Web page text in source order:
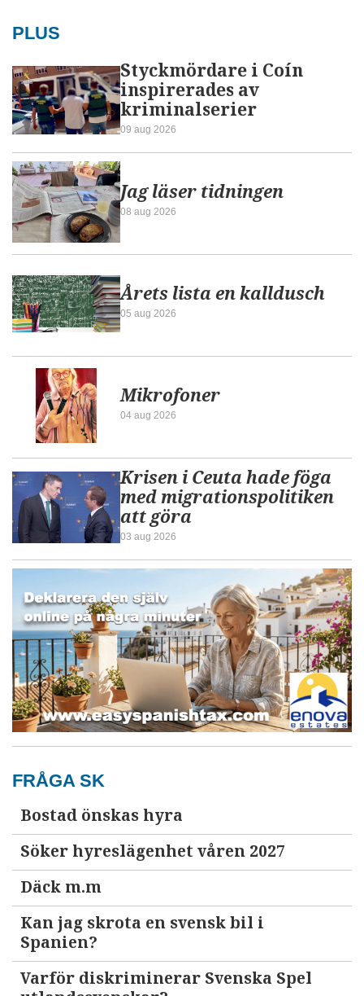
PLUS
Styckmördare i Coín
inspirerades av
kriminalserier
09 aug 2026
Jag läser tidningen
08 aug 2026
Årets lista en kalldusch
05 aug 2026
Mikrofoner
04 aug 2026
Krisen i Ceuta hade föga
med migrationspolitiken
att göra
03 aug 2026
FRÅGA SK
Bostad önskas hyra
Söker hyreslägenhet våren 2027
Däck m.m
Kan jag skrota en svensk bil i
Spanien?
Varför diskriminerar Svenska Spel